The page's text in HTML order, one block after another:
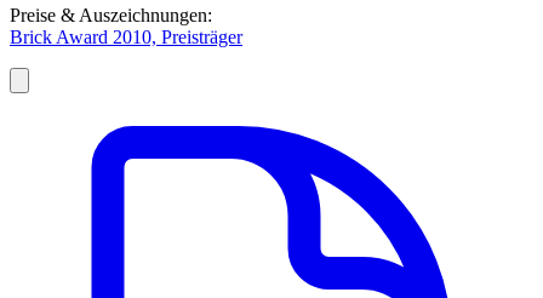
Preise & Auszeichnungen:
Brick Award 2010, Preisträger